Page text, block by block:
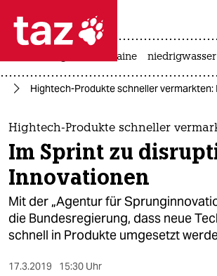
 taz zahl ich
taz zahl ich
themen
politik
öko
gesellschaft
krieg in der ukraine niedrigwasser
Hightech-Produkte schneller
Hightech-Produkte schneller
Im Sprint zu
Innovationen
Mit der „Agentur für
die Bundesregierung, dass neue
schnell in Produkte umgesetzt
17.3.2019 15:30 Uhr